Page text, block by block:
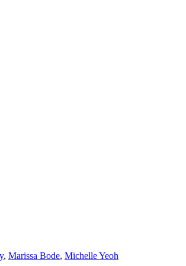
, Marissa Bode, Michelle Yeoh